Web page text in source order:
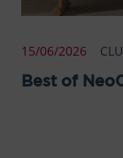
15/06/2026
Best of